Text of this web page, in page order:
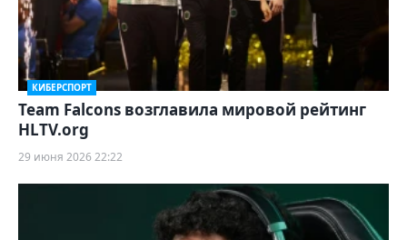
КИБЕРСПОРТ
Team Falcons возглавила мировой рейтинг
HLTV.org
29 июня 2026 22:22